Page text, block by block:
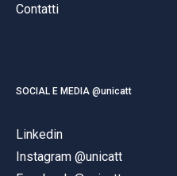
Contatti
SOCIAL E MEDIA @unicatt
Linkedin
Instagram @unicatt